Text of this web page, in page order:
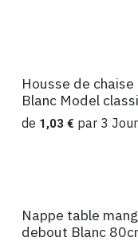
Location
Housse de chaise
Blanc Model
de 1,03 € par 3
Location
Nappe table
debout Blanc